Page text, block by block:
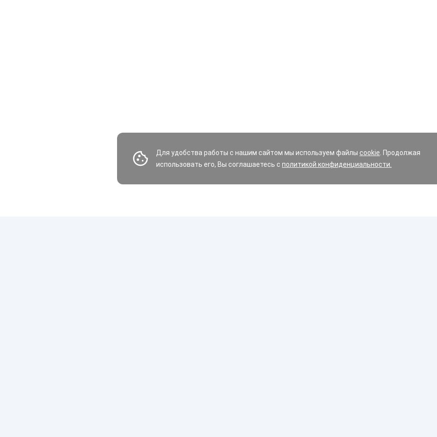
Для удобства работы с нашим сайтом мы используем файлы cookie . Продолжая
использовать его, Вы соглашаетесь с политикой конфиденциальности.